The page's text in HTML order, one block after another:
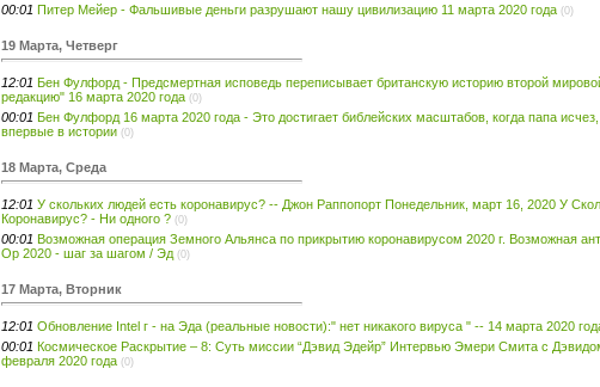
00:01 Питер Мейер - Фальшивые деньги разрушают нашу цивилизацию 11 марта 2020 года (0)
19 Марта, Четверг
12:01 Бен Фулфорд - Предсмертная исповедь переписывает британскую историю второй
редакцию" 16 марта 2020 года (0)
00:01 Бен Фулфорд 16 марта 2020 года - Это достигает библейских масштабов, когда папа
впервые в истории (0)
18 Марта, Среда
12:01 У скольких людей есть коронавирус? -- Джон Раппопорт Понедельник, март 16, 2020 У
Коронавирус? - Ни одного ? (0)
00:01 Возможная операция Земного Альянса по прикрытию коронавирусом 2020 г. Возможная
Op 2020 - шаг за шагом / Эд (0)
17 Марта, Вторник
12:01 Обновление Intel г - на Эда (реальные новости):" нет никакого вируса " -- 14 марта 2020
00:01 Космическое Раскрытие – 8: Суть миссии “Дэвид Эдейр” Интервью Эмери Смита с
февраля 2020 года (0)